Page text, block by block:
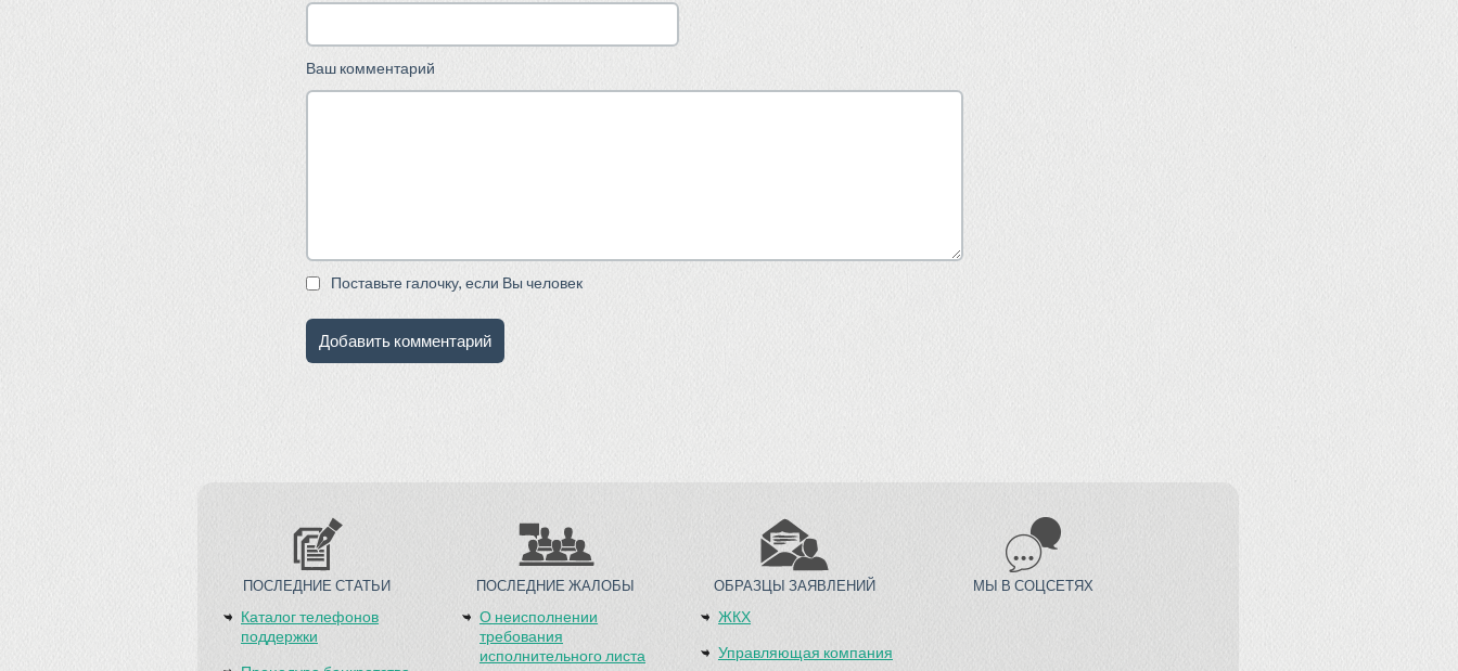
Ваш комментарий
Поставьте галочку, если Вы человек
ПОСЛЕДНИЕ СТАТЬИ
Каталог телефонов
поддержки
ПОСЛЕДНИЕ ЖАЛОБЫ
О неисполнении
требования
исполнительного листа
ОБРАЗЦЫ ЗАЯВЛЕНИЙ
ЖКХ
Управляющая компания
МЫ В СОЦСЕТЯХ